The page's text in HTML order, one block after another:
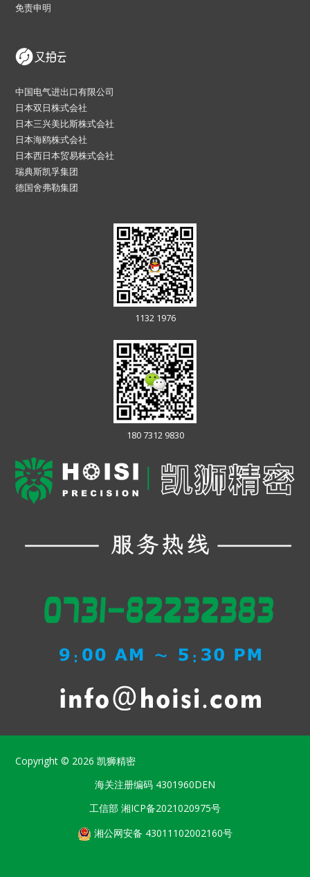
免责申明
中国电气进出口有限公司
日本双日株式会社
日本三兴美比斯株式会社
日本海鸥株式会社
日本西日本贸易株式会社
瑞典斯凯孚集团
德国舍弗勒集团
1132 1976
180 7312 9830
Copyright © 2026凯狮精密
海关注册编码 4301960DEN
工信部 湘ICP备2021020975号
湘公网安备 43011102002160号